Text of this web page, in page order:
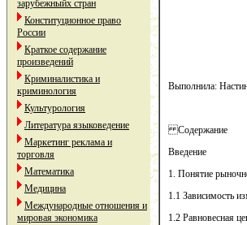
зарубежныйх стран
Конституционное право
России
Краткое содержание
произведений
Криминалистика и
криминология
Культурология
Литература языковедение
Маркетинг реклама и
торговля
Математика
Медицина
Международные отношения и
мировая экономика
Выполнила:
Содержание
Введение
1. Понятие
1.1 Зависимость
1.2 Равновесная